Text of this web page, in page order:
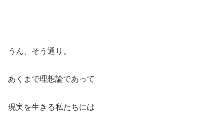
うん、そう通り。
あくまで理想論であって
現実を生きる私たちには